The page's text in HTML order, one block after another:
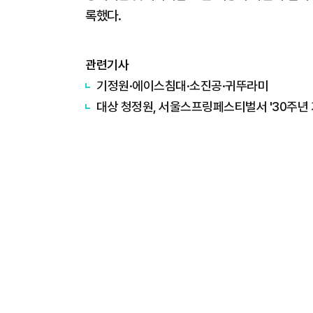
록했다.
관련기사
기정원·에이스침대·소진공·귀뚜라미
대상 청정원, 서울스프링페스티벌서 '30주년